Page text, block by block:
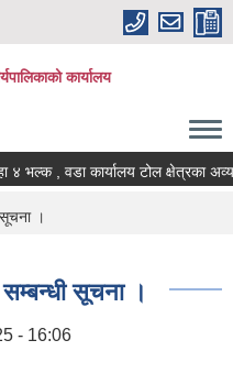
कार्यालय
सूचना ।
सम्बन्धी सूचना ।
- 16:06